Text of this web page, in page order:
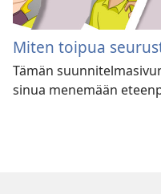
Miten toipua
Tämän
sinua menemään